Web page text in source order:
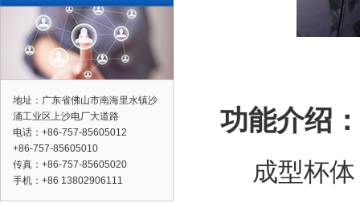
地址：广东省佛山市南海里水镇沙
涌工业区上沙电厂大道路
电话：+86-757-85605012
+86-757-85605010
传真：+86-757-85605020
手机：+86 13802906111
功能介绍：
成型杯